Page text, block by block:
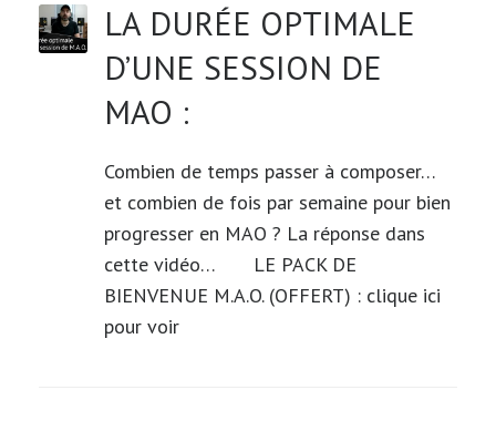
LA DURÉE OPTIMALE
D’UNE SESSION DE
MAO :
Combien de temps passer à composer…
et combien de fois par semaine pour bien
progresser en MAO ? La réponse dans
cette vidéo… LE PACK DE
BIENVENUE M.A.O. (OFFERT) : clique ici
pour voir